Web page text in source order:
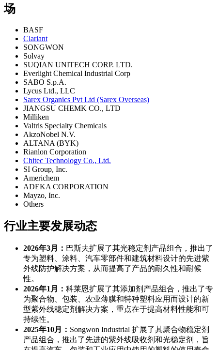
场
BASF
Clariant
SONGWON
Solvay
SUQIAN UNITECH CORP. LTD.
Everlight Chemical Industrial Corp
SABO S.p.A.
Lycus Ltd., LLC
Sarex Organics Pvt Ltd (Sarex Overseas)
JIANGSU CHEMK CO., LTD
Milliken
Valtris Specialty Chemicals
AkzoNobel N.V.
ALTANA (BYK)
Rianlon Corporation
Chitec Technology Co., Ltd.
SI Group, Inc.
Americhem
ADEKA CORPORATION
Mayzo, Inc.
Others
行业主要发展动态
2026年3月： 巴斯夫扩展了其光稳定剂产品组合，推出了
专为塑料、涂料、汽车零部件和建筑材料设计的先进紫
外线防护解决方案，从而提高了产品的耐久性和耐候
性。
2026年1月： 科莱恩扩展了其添加剂产品组合，推出了专
为聚合物、包装、农业薄膜和特种塑料应用而设计的新
型紫外线稳定剂解决方案，重点在于提高材料性能和可
持续性。
2025年10月： Songwon Industrial 扩展了其聚合物稳定剂
产品组合，推出了先进的紫外线吸收剂和光稳定剂，旨